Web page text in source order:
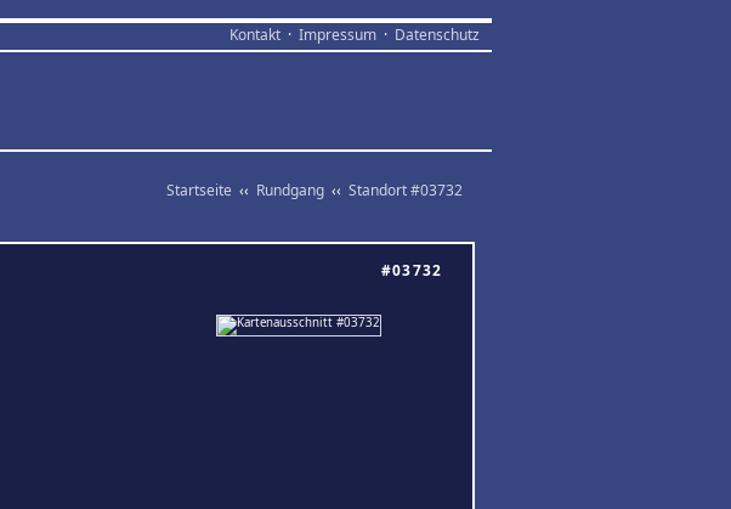
Kontakt · Impressum · Datenschutz
Startseite ‹‹ Rundgang ‹‹ Standort #03732
#03732